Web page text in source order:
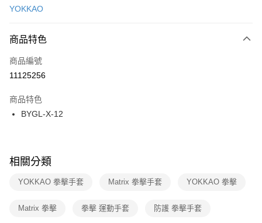
便利好安心！
３．安心：先確認商品／服務後，再付款。
【「AFTEE先享後付」結帳流程】
１．於結帳方式選擇「AFTEE先享後付」後，將跳轉至「AFTEE先享後付」
２．訂單成立數日內，您將收到繳費通知簡訊。
３．收到繳費通知簡訊後14天內，點擊此簡訊中的連結，可透過四大超商／
ATM／網路銀行／等多元方式進行付款，方視為交易完成。
※ 交易是否成功請以「AFTEE先享後付 」之結帳頁面顯示為準，若有關於
是否繳費成功／繳費後需取消欲退款等相關疑問，請聯繫「AFTEE先享後付
客戶支援中心」https://netprotections.freshdesk.com/support/home
１．透過由恩沛科技股份有限公司提供之「AFTEE先享後付」服務完成之交
運送方式
每筆NT$100，滿NT$1,500(含以上)免運費
宅配
每筆NT$100，滿NT$1,500(含以上)免運費
付款後門市自取
每筆NT$100，滿NT$1,500(含以上)免運費
YOKKAO
商品特色
商品編號
11125256
商品特色
BYGL-X-12
相關分類
YOKKAO 拳擊手套 Matrix 拳擊手套 YOKKAO 拳擊
Matrix 拳擊 拳擊 運動手套 防護 拳擊手套